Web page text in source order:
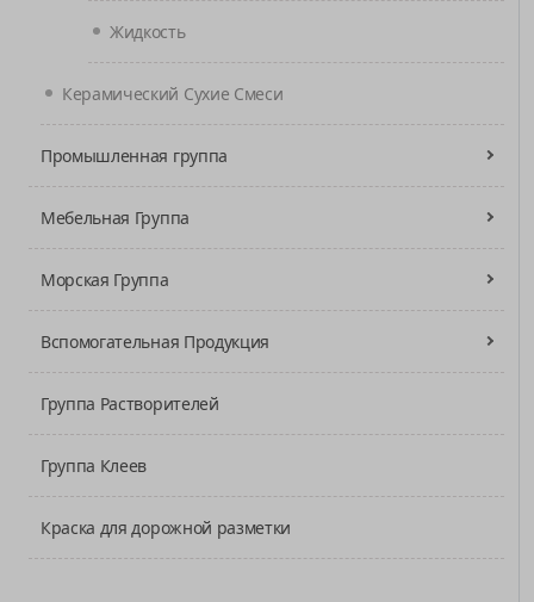
Жидкость
Керамический Cухие Cмеси
Промышленная группа
Мебельная Группа
Морская Группа
Вспомогательная Продукция
Группа Растворителей
Группа Клеев
Краска для дорожной разметки